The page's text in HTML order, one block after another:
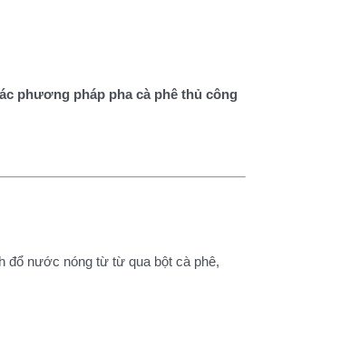
phương pháp pha cà phê thủ công
đổ nước nóng từ từ qua bột cà phê,